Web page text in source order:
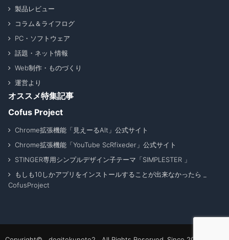
製品レビュー
コラム＆ライフログ
PC・ソフトウェア
話題・ネット情報
Web制作・ものづくり
運営より
オススメ特集記事
Cofus Project
Chrome拡張機能「見えーるAlt」公式サイト
Chrome拡張機能「YouTube ScRfixeder」公式サイト
STINGER専用シンプルデザイン子テーマ「SIMPLESTER 」
もしも10しかアプリをインストールすることが出来なかったら _
CofusProject